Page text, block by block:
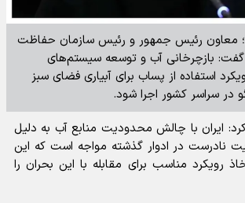
معاون رئیس جمهور و رئیس سازمان حفاظت
بازچرخانی آب و توسعه سیستم‌های
استفاده از پساب برای آبیاری فضای سبز
در سراسر کشور اجرا شود.
ایران با چالش محدودیت منابع آب به دلیل
نادرست در ادوار گذشته مواجه است که این
رویکرد مناسب برای مقابله با این بحران را